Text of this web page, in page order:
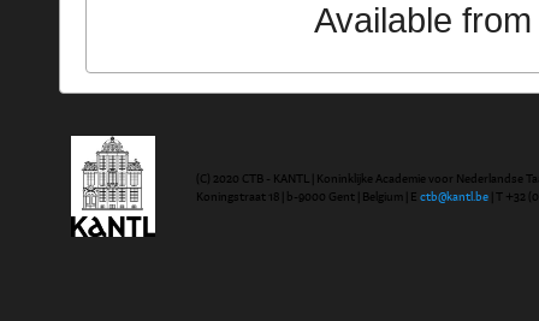
Available
(C) 2020 CTB - KANTL | Koninklijke Academie voor Nederlandse
Koningstraat 18 | b-9000 Gent | Belgium | E ctb@kantl.be | T +32